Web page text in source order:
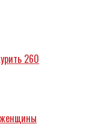
260
женщины